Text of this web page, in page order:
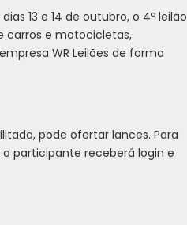
13 e 14 de outubro, o 4º leilão
carros e motocicletas,
WR Leilões de forma
pode ofertar lances. Para
o participante receberá login e